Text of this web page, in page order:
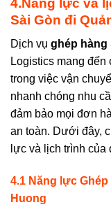
Sài Gòn đi
Dịch vụ ghép hàng
Logistics mang
trong việc vận
nhanh chóng nhu
đảm bảo mọi đơn
an toàn. Dưới đây,
lực và lịch trình của
4.1 Năng lực
Huong